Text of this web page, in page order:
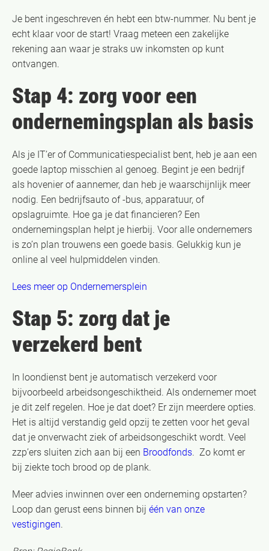
Je bent ingeschreven én hebt een btw-nummer. Nu bent je
echt klaar voor de start! Vraag meteen een zakelijke
rekening aan waar je straks uw inkomsten op kunt
ontvangen.
Stap 4: zorg voor een
ondernemingsplan als basis
Als je IT’er of Communicatiespecialist bent, heb je aan een
goede laptop misschien al genoeg. Begint je een bedrijf
als hovenier of aannemer, dan heb je waarschijnlijk meer
nodig. Een bedrijfsauto of -bus, apparatuur, of
opslagruimte. Hoe ga je dat financieren? Een
ondernemingsplan helpt je hierbij. Voor alle ondernemers
is zo’n plan trouwens een goede basis. Gelukkig kun je
online al veel hulpmiddelen vinden.
Lees meer op Ondernemersplein
Stap 5: zorg dat je
verzekerd bent
In loondienst bent je automatisch verzekerd voor
bijvoorbeeld arbeidsongeschiktheid. Als ondernemer moet
je dit zelf regelen. Hoe je dat doet? Er zijn meerdere opties.
Het is altijd verstandig geld opzij te zetten voor het geval
dat je onverwacht ziek of arbeidsongeschikt wordt. Veel
zzp’ers sluiten zich aan bij een Broodfonds. Zo komt er
bij ziekte toch brood op de plank.
Meer advies inwinnen over een onderneming opstarten?
Loop dan gerust eens binnen bij één van onze
vestigingen.